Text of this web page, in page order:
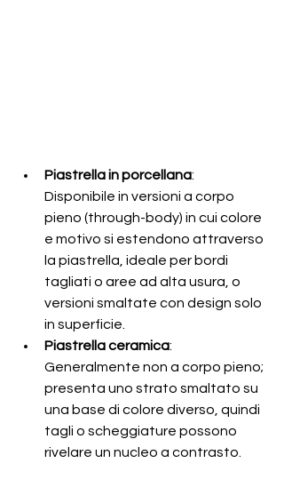
Piastrella in porcellana:
Disponibile in versioni a corpo
pieno (through-body) in cui colore
e motivo si estendono attraverso
la piastrella, ideale per bordi
tagliati o aree ad alta usura, o
versioni smaltate con design solo
in superficie.
Piastrella ceramica:
Generalmente non a corpo pieno;
presenta uno strato smaltato su
una base di colore diverso, quindi
tagli o scheggiature possono
rivelare un nucleo a contrasto.